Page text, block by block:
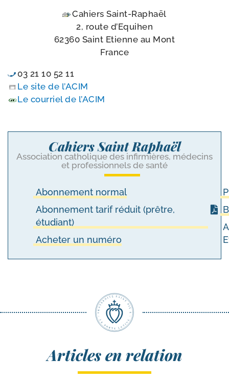
Cahiers Saint-Raphaël
2, route d’Equihen
62360 Saint Etienne au Mont
France
03 21 10 52 11
Le site de l’ACIM
Le cour­riel de l’ACIM
Cahiers Saint Raphaël
Association catholique des infirmières, médecins
et professionnels de santé
Abonnement normal
Abonnement tarif réduit (prêtre,
étudiant)
Acheter un numéro
Articles en relation